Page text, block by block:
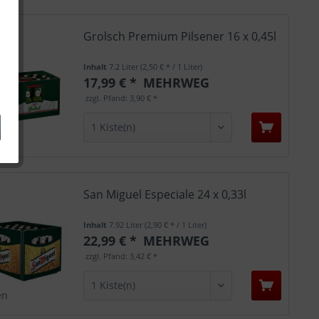
Grolsch Premium Pilsener 16 x 0,45l
Inhalt 7.2 Liter(2,50 € * / 1 Liter)
17,99 € * MEHRWEG
zzgl. Pfand: 3,90 € *
San Miguel Especiale 24 x 0,33l
Inhalt 7.92 Liter(2,90 € * / 1 Liter)
22,99 € * MEHRWEG
zzgl. Pfand: 3,42 € *